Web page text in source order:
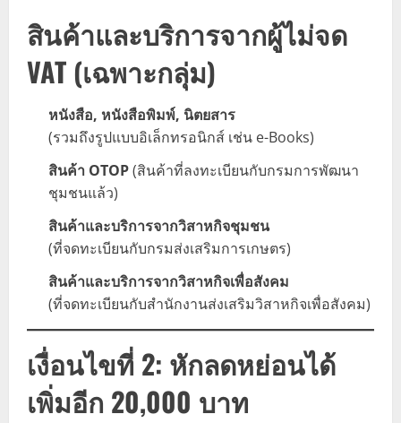
สินค้าและบริการจากผู้ไม่จด
VAT (เฉพาะกลุ่ม)
หนังสือ, หนังสือพิมพ์, นิตยสาร
(รวมถึงรูปแบบอิเล็กทรอนิกส์ เช่น e-Books)
สินค้า OTOP(สินค้าที่ลงทะเบียนกับกรมการพัฒนา
ชุมชนแล้ว)
สินค้าและบริการจากวิสาหกิจชุมชน
(ที่จดทะเบียนกับกรมส่งเสริมการเกษตร)
สินค้าและบริการจากวิสาหกิจเพื่อสังคม
(ที่จดทะเบียนกับสำนักงานส่งเสริมวิสาหกิจเพื่อสังคม)
เงื่อนไขที่ 2: หักลดหย่อนได้
เพิ่มอีก 20,000 บาท